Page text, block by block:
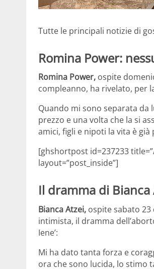
Tutte le principali notizie di
Romina Power:
Romina Power, ospite
compleanno, ha rivelato, per
Quando mi sono separata da
prezzo e una volta che la si
amici, figli e nipoti la vita è già
[ghshortpost id=237233
layout=”post_inside”]
Il dramma di Bianca
Bianca Atzei, ospite sabato
intimista, il dramma
Iene’:
Mi ha dato tanta forza e
ora che sono lucida, lo stimo